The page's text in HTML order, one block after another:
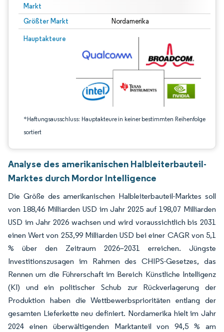
Markt
Größter Markt Nordamerika
Hauptakteure
*Haftungsausschluss: Hauptakteure in keiner bestimmten Reihenfolge
sortiert
Bild © Mordor Intelligence. Wiederverwendung erfordert Namensnennung
Analyse des amerikanischen Halbleiterbauteil-
Marktes durch Mordor Intelligence
Die Größe des amerikanischen Halbleiterbauteil-Marktes soll
von 188,46 Milliarden USD im Jahr 2025 auf 198,07 Milliarden
USD im Jahr 2026 wachsen und wird voraussichtlich bis 2031
einen Wert von 253,99 Milliarden USD bei einer CAGR von 5,1
% über den Zeitraum 2026–2031 erreichen. Jüngste
Investitionszusagen im Rahmen des CHIPS-Gesetzes, das
Rennen um die Führerschaft im Bereich Künstliche Intelligenz
(KI) und ein politischer Schub zur Rückverlagerung der
Produktion haben die Wettbewerbsprioritäten entlang der
gesamten Lieferkette neu definiert. Nordamerika hielt im Jahr
2024 einen überwältigenden Marktanteil von 94,5 % am